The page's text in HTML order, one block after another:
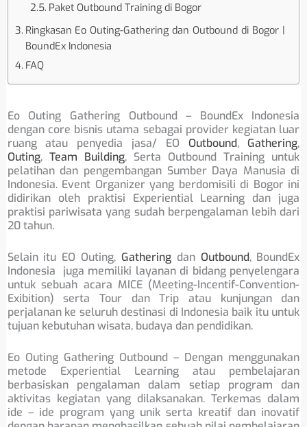
Paket Outbound Training di Bogor
Ringkasan Eo Outing-Gathering dan Outbound di Bogor |
BoundEx Indonesia
FAQ
Eo Outing Gathering Outbound – BoundEx Indonesia
dengan core bisnis utama sebagai provider kegiatan luar
ruang atau penyedia jasa/ EO Outbound, Gathering,
Outing,Team Building, Serta Outbound Training untuk
pelatihan dan pengembangan Sumber Daya Manusia di
Indonesia. Event Organizer yang berdomisili di Bogor ini
didirikan oleh praktisi Experiential Learning dan juga
praktisi pariwisata yang sudah berpengalaman lebih dari
20 tahun.
Selain itu EO Outing, Gatheringdan Outbound, BoundEx
Indonesia juga memiliki layanan di bidang penyelengara
untuk sebuah acara MICE (Meeting-Incentif-Convention-
Exibition) serta Tour dan Trip atau kunjungan dan
perjalanan ke seluruh destinasi di Indonesia baik itu untuk
tujuan kebutuhan wisata, budaya dan pendidikan.
Eo Outing Gathering Outbound – Dengan menggunakan
metode Experiential Learning atau pembelajaran
berbasiskan pengalaman dalam setiap program dan
aktivitas kegiatan yang dilaksanakan. Terkemas dalam
ide – ide program yang unik serta kreatif dan inovatif